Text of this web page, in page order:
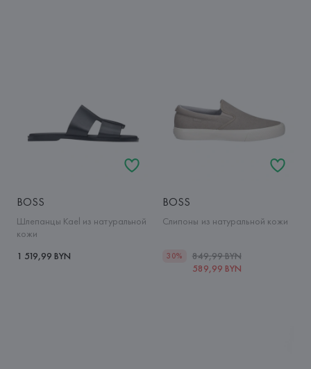
BOSS
Шлепанцы Kael из натуральной
кожи
1 519,99 BYN
BOSS
Слипоны из натуральной кожи
30%
849,99 BYN
589,99 BYN